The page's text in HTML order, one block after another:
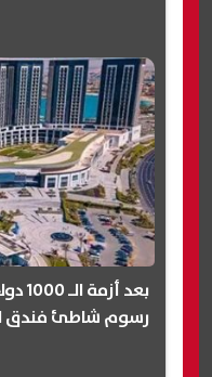
بعد
رسوم شاطئ فندق